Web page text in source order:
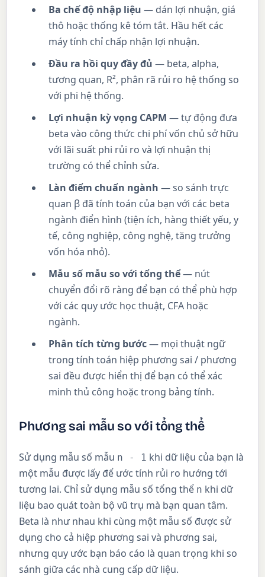
Ba chế độ nhập liệu — dán lợi nhuận, giá
thô hoặc thống kê tóm tắt. Hầu hết các
máy tính chỉ chấp nhận lợi nhuận.
Đầu ra hồi quy đầy đủ — beta, alpha,
tương quan, R², phân rã rủi ro hệ thống so
với phi hệ thống.
Lợi nhuận kỳ vọng CAPM — tự động đưa
beta vào công thức chi phí vốn chủ sở hữu
với lãi suất phi rủi ro và lợi nhuận thị
trường có thể chỉnh sửa.
Làn điểm chuẩn ngành — so sánh trực
quan β đã tính toán của bạn với các beta
ngành điển hình (tiện ích, hàng thiết yếu, y
tế, công nghiệp, công nghệ, tăng trưởng
vốn hóa nhỏ).
Mẫu số mẫu so với tổng thể— nút
chuyển đổi rõ ràng để bạn có thể phù hợp
với các quy ước học thuật, CFA hoặc
ngành.
Phân tích từng bước— mọi thuật ngữ
trong tính toán hiệp phương sai / phương
sai đều được hiển thị để bạn có thể xác
minh thủ công hoặc trong bảng tính.
Phương sai mẫu so với tổng thể
Sử dụng mẫu số mẫu n - 1 khi dữ liệu của bạn là
một mẫu được lấy để ước tính rủi ro hướng tới
tương lai. Chỉ sử dụng mẫu số tổng thể n khi dữ
liệu bao quát toàn bộ vũ trụ mà bạn quan tâm.
Beta là như nhau khi cùng một mẫu số được sử
dụng cho cả hiệp phương sai và phương sai,
nhưng quy ước bạn báo cáo là quan trọng khi so
sánh giữa các nhà cung cấp dữ liệu.